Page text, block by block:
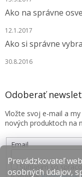
Prevádzkovateľ
osobných údajov,
Ako na správne
12.1.2017
Ako si správne
30.8.2016
Odoberať
Vložte svoj e-mail a
nových produktoch na
Email
Súhlasím so